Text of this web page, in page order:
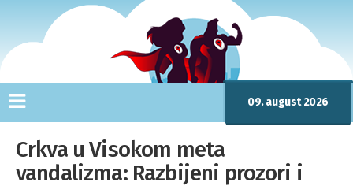
09. august 2026
Crkva u Visokom meta
vandalizma: Razbijeni prozori i